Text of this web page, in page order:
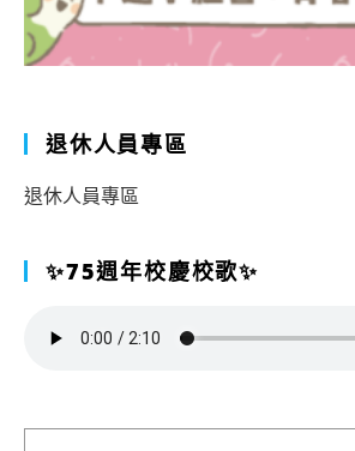
退休人員專區
退休人員專區
✨75週年校慶校歌✨